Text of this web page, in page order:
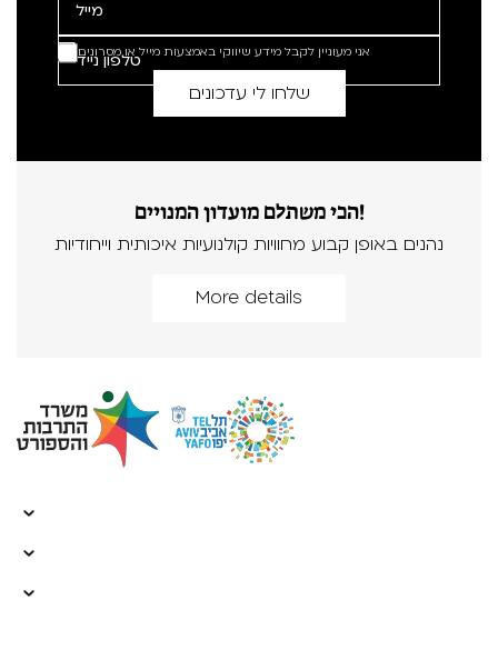
אני מעוניין לקבל מידע שיווקי באמצעות מייל או מסרונים
הכי משתלם מועדון המנויים!
נהנים באופן קבוע מחוויות קולנועיות איכותית וייחודיות
More details